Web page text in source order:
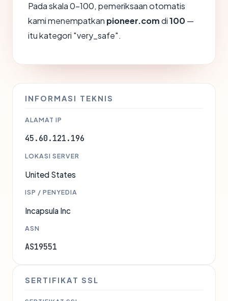
Pada skala 0-100, pemeriksaan otomatis
kami menempatkan pioneer.comdi100 —
itu kategori "very_safe".
INFORMASI TEKNIS
ALAMAT IP
45.60.121.196
LOKASI SERVER
United States
ISP / PENYEDIA
Incapsula Inc
ASN
AS19551
SERTIFIKAT SSL